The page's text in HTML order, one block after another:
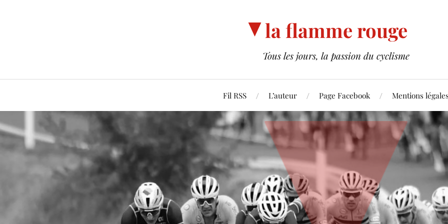
la flamme rouge
Tous les jours, la passion du cyclisme
Fil RSS L’auteur Page Facebook Mentions